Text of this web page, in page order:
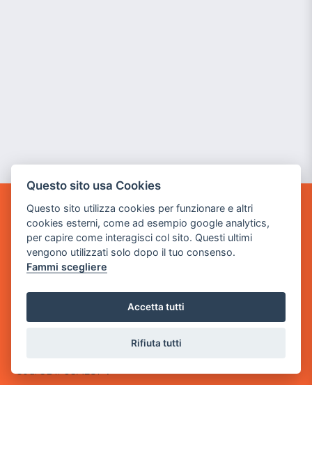
GAME WARP
BY POWER GAME SRL
Sede Legale
via Villaggio dei Platani, 3
- 25014 Castenedolo, Brescia
Cod. SDI: USAL8PV
Questo sito usa Cookies
Questo sito utilizza cookies per funzionare e altri
cookies esterni, come ad esempio google analytics,
per capire come interagisci col sito. Questi ultimi
vengono utilizzati solo dopo il tuo consenso.
Fammi scegliere
Accetta tutti
Rifiuta tutti